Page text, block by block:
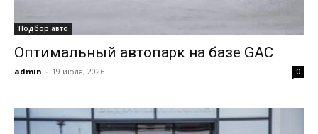
Подбор авто
Оптимальный автопарк на базе GAC
admin - 19 июля, 2026 0